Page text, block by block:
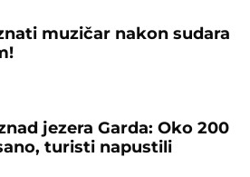
muzičar nakon sudara
jezera Garda: Oko 200
turisti napustili